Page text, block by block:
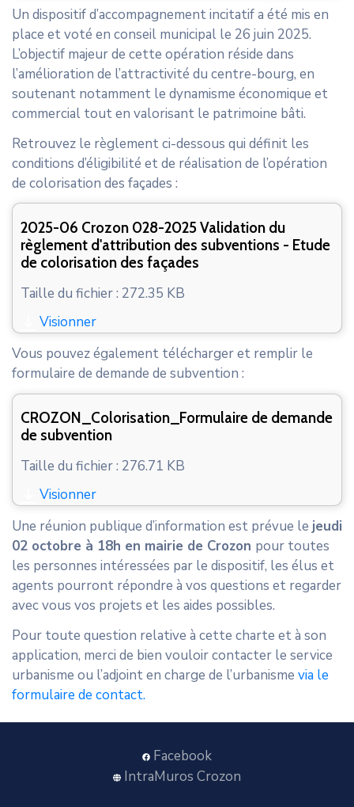
Un dispositif d’accompagnement incitatif a été mis en
place et voté en conseil municipal le 26 juin 2025.
L’objectif majeur de cette opération réside dans
l’amélioration de l’attractivité du centre-bourg, en
soutenant notamment le dynamisme économique et
commercial tout en valorisant le patrimoine bâti.
Retrouvez le règlement ci-dessous qui définit les
conditions d’éligibilité et de réalisation de l’opération
de colorisation des façades :
2025-06 Crozon 028-2025 Validation du
règlement d'attribution des subventions - Etude
de colorisation des façades
Taille du fichier : 272.35 KB
Visionner
Vous pouvez également télécharger et remplir le
formulaire de demande de subvention :
CROZON_Colorisation_Formulaire de demande
de subvention
Taille du fichier : 276.71 KB
Visionner
Une réunion publique d’information est prévue le jeudi
02 octobre à 18h en mairie de Crozon pour toutes
les personnes intéressées par le dispositif, les élus et
agents pourront répondre à vos questions et regarder
avec vous vos projets et les aides possibles.
Pour toute question relative à cette charte et à son
application, merci de bien vouloir contacter le service
urbanisme ou l’adjoint en charge de l’urbanisme via le
formulaire de contact.
Facebook
IntraMuros Crozon